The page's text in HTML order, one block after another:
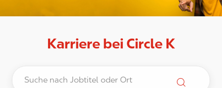
Karriere bei Circle K